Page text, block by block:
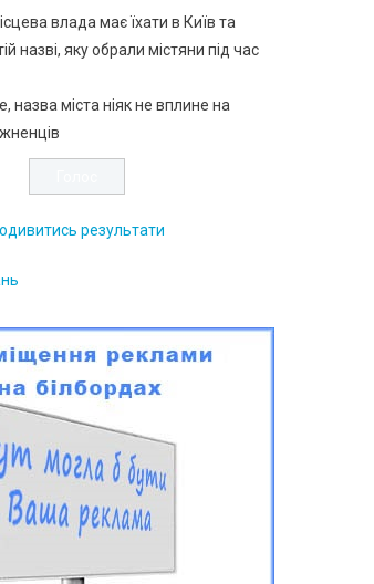
влада має їхати в Київ та
назві, яку обрали містяни під час
назва міста ніяк не вплине на
результати